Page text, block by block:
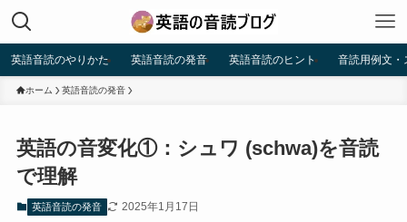
英語音読のやりかた 英語音読の発音 英語音読のヒント 音読用例文・
ホーム 英語音読の発音
英語の音変化①：シュワ (schwa)を音読
で理解
英語音読の発音 2025年1月17日